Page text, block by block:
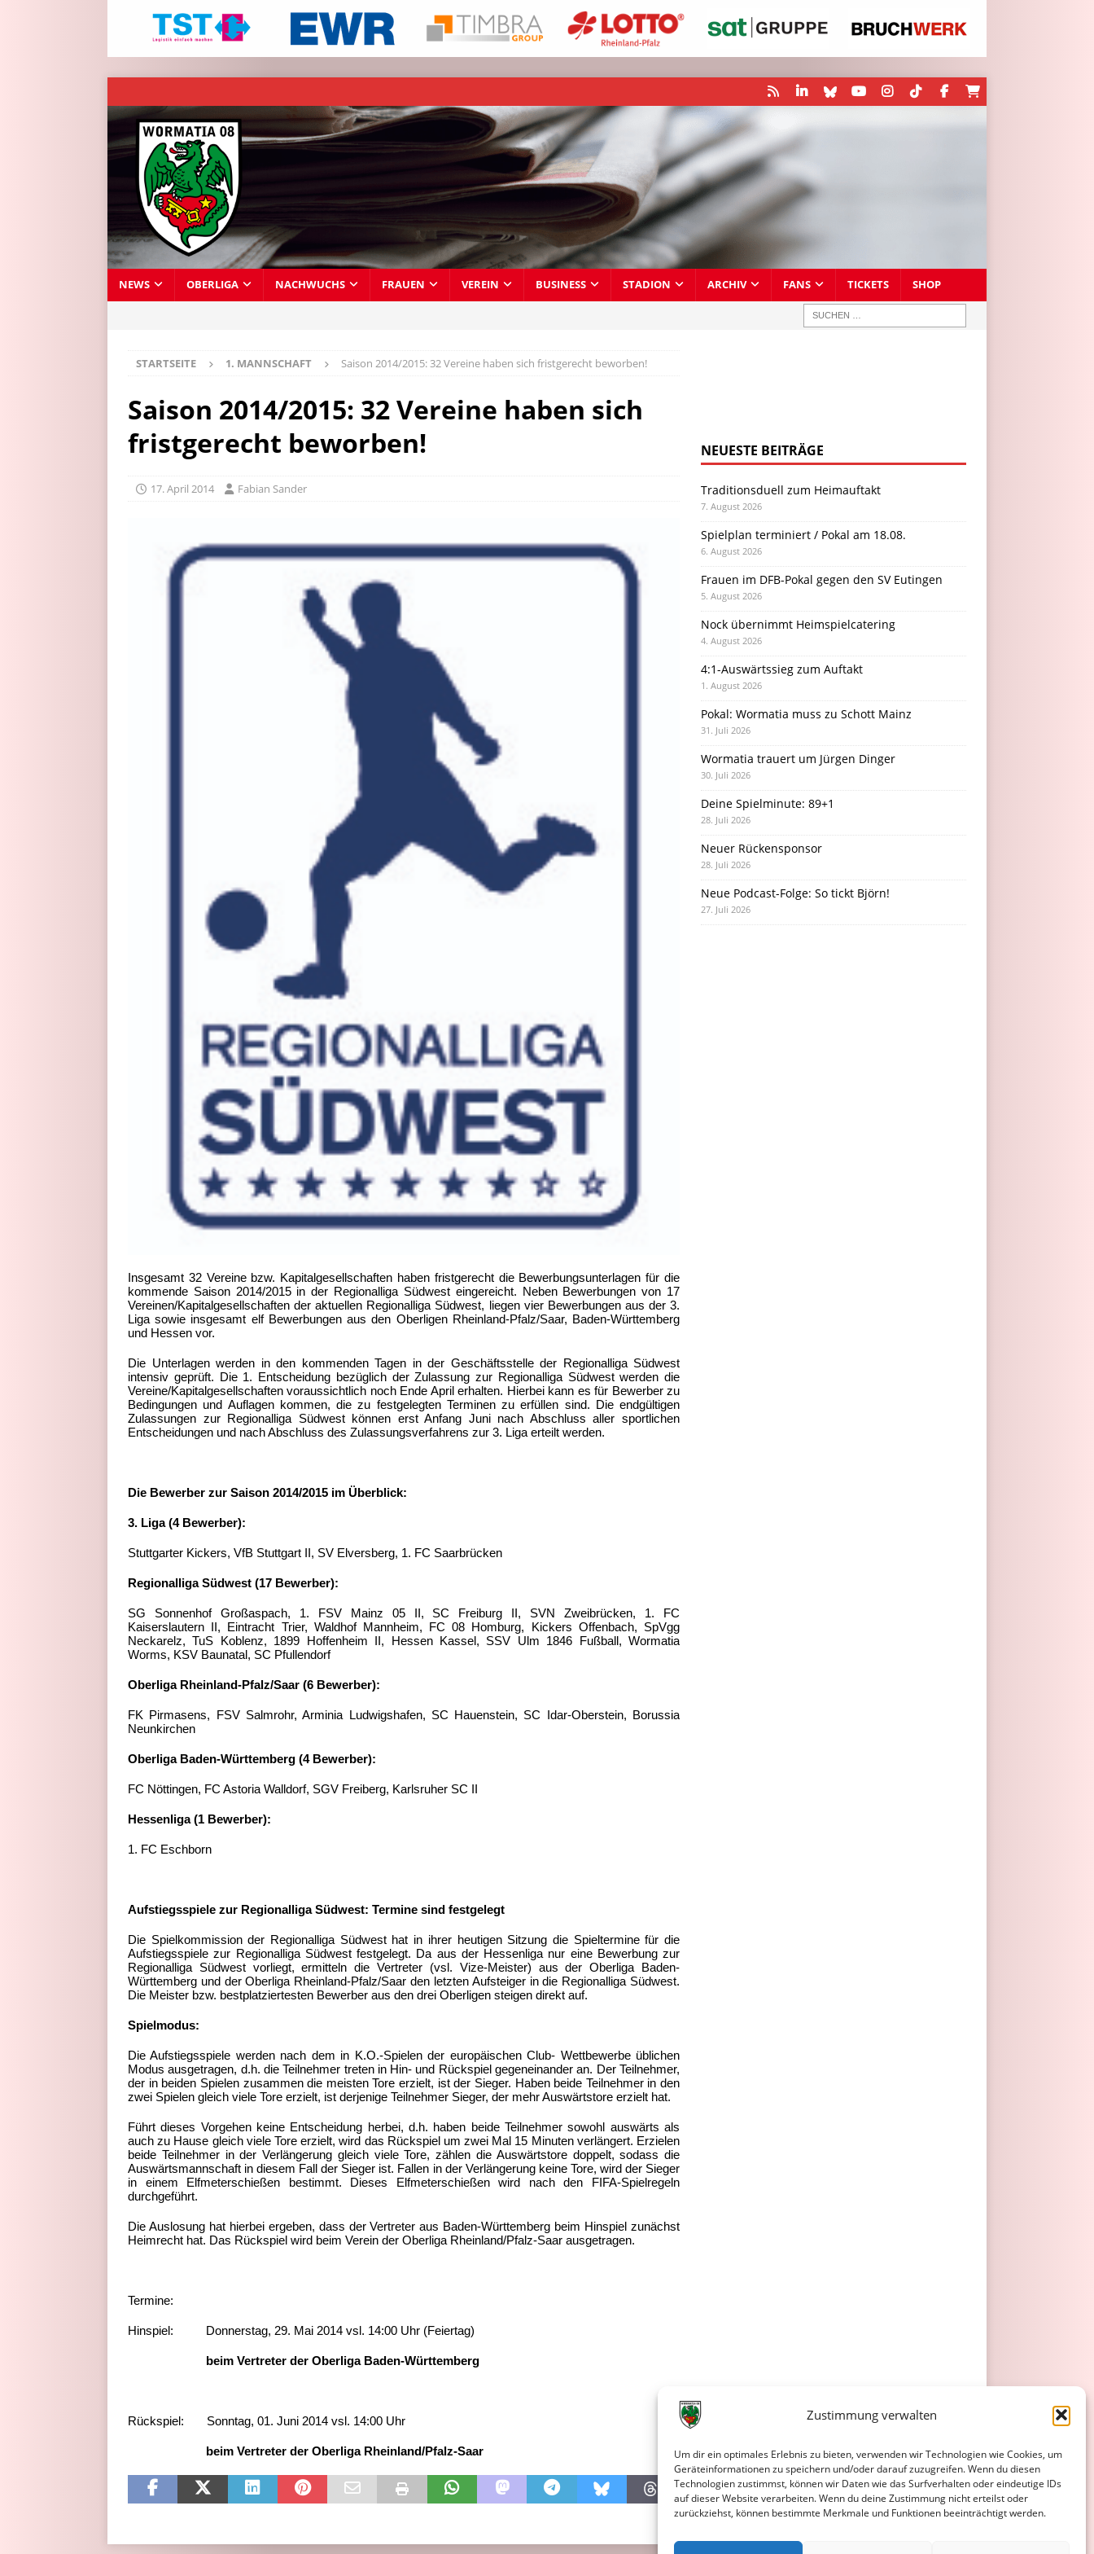
Zustimmung verwalten
Um dir ein optimales Erlebnis zu bieten, verwenden wir Technologien wie Cookies, um
Geräteinformationen zu speichern und/oder darauf zuzugreifen. Wenn du diesen
Technologien zustimmst, können wir Daten wie das Surfverhalten oder eindeutige IDs
auf dieser Website verarbeiten. Wenn du deine Zustimmung nicht erteilst oder
zurückziehst, können bestimmte Merkmale und Funktionen beeinträchtigt werden.
NEWS OBERLIGA NACHWUCHS FRAUEN VEREIN BUSINESS STADION ARCHIV FANS TICKETS SHOP
STARTSEITE 1. MANNSCHAFT Saison 2014/2015: 32 Vereine haben sich fristgerecht beworben!
Saison 2014/2015: 32 Vereine haben sich
fristgerecht beworben!
17. April 2014 Fabian Sander
Insgesamt 32 Vereine bzw. Kapitalgesellschaften haben fristgerecht die Bewerbungsunterlagen für die
kommende Saison 2014/2015 in der Regionalliga Südwest eingereicht. Neben Bewerbungen von 17
Vereinen/Kapitalgesellschaften der aktuellen Regionalliga Südwest, liegen vier Bewerbungen aus der 3.
Liga sowie insgesamt elf Bewerbungen aus den Oberligen Rheinland-Pfalz/Saar, Baden-Württemberg
und Hessen vor.
Die Unterlagen werden in den kommenden Tagen in der Geschäftsstelle der Regionalliga Südwest
intensiv geprüft. Die 1. Entscheidung bezüglich der Zulassung zur Regionalliga Südwest werden die
Vereine/Kapitalgesellschaften voraussichtlich noch Ende April erhalten. Hierbei kann es für Bewerber zu
Bedingungen und Auflagen kommen, die zu festgelegten Terminen zu erfüllen sind. Die endgültigen
Zulassungen zur Regionalliga Südwest können erst Anfang Juni nach Abschluss aller sportlichen
Entscheidungen und nach Abschluss des Zulassungsverfahrens zur 3. Liga erteilt werden.
Die Bewerber zur Saison 2014/2015 im Überblick:
3. Liga (4 Bewerber):
Stuttgarter Kickers, VfB Stuttgart II, SV Elversberg, 1. FC Saarbrücken
Regionalliga Südwest (17 Bewerber):
SG Sonnenhof Großaspach, 1. FSV Mainz 05 II, SC Freiburg II, SVN Zweibrücken, 1. FC
Kaiserslautern II, Eintracht Trier, Waldhof Mannheim, FC 08 Homburg, Kickers Offenbach, SpVgg
Neckarelz, TuS Koblenz, 1899 Hoffenheim II, Hessen Kassel, SSV Ulm 1846 Fußball, Wormatia
Worms, KSV Baunatal, SC Pfullendorf
Oberliga Rheinland-Pfalz/Saar (6 Bewerber):
FK Pirmasens, FSV Salmrohr, Arminia Ludwigshafen, SC Hauenstein, SC Idar-Oberstein, Borussia
Neunkirchen
Oberliga Baden-Württemberg (4 Bewerber):
FC Nöttingen, FC Astoria Walldorf, SGV Freiberg, Karlsruher SC II
Hessenliga (1 Bewerber):
1. FC Eschborn
Aufstiegsspiele zur Regionalliga Südwest: Termine sind festgelegt
Die Spielkommission der Regionalliga Südwest hat in ihrer heutigen Sitzung die Spieltermine für die
Aufstiegsspiele zur Regionalliga Südwest festgelegt. Da aus der Hessenliga nur eine Bewerbung zur
Regionalliga Südwest vorliegt, ermitteln die Vertreter (vsl. Vize-Meister) aus der Oberliga Baden-
Württemberg und der Oberliga Rheinland-Pfalz/Saar den letzten Aufsteiger in die Regionalliga Südwest.
Die Meister bzw. bestplatziertesten Bewerber aus den drei Oberligen steigen direkt auf.
Spielmodus:
Die Aufstiegsspiele werden nach dem in K.O.-Spielen der europäischen Club- Wettbewerbe üblichen
Modus ausgetragen, d.h. die Teilnehmer treten in Hin- und Rückspiel gegeneinander an. Der Teilnehmer,
der in beiden Spielen zusammen die meisten Tore erzielt, ist der Sieger. Haben beide Teilnehmer in den
zwei Spielen gleich viele Tore erzielt, ist derjenige Teilnehmer Sieger, der mehr Auswärtstore erzielt hat.
Führt dieses Vorgehen keine Entscheidung herbei, d.h. haben beide Teilnehmer sowohl auswärts als
auch zu Hause gleich viele Tore erzielt, wird das Rückspiel um zwei Mal 15 Minuten verlängert. Erzielen
beide Teilnehmer in der Verlängerung gleich viele Tore, zählen die Auswärtstore doppelt, sodass die
Auswärtsmannschaft in diesem Fall der Sieger ist. Fallen in der Verlängerung keine Tore, wird der Sieger
in einem Elfmeterschießen bestimmt. Dieses Elfmeterschießen wird nach den FIFA-Spielregeln
durchgeführt.
Die Auslosung hat hierbei ergeben, dass der Vertreter aus Baden-Württemberg beim Hinspiel zunächst
Heimrecht hat. Das Rückspiel wird beim Verein der Oberliga Rheinland/Pfalz-Saar ausgetragen.
Termine:
Hinspiel: Donnerstag, 29. Mai 2014 vsl. 14:00 Uhr (Feiertag)
beim Vertreter der Oberliga Baden-Württemberg
Rückspiel: Sonntag, 01. Juni 2014 vsl. 14:00 Uhr
beim Vertreter der Oberliga Rheinland/Pfalz-Saar
NEUESTE BEITRÄGE
Traditionsduell zum Heimauftakt
7. August 2026
Spielplan terminiert / Pokal am 18.08.
6. August 2026
Frauen im DFB-Pokal gegen den SV Eutingen
5. August 2026
Nock übernimmt Heimspielcatering
4. August 2026
4:1-Auswärtssieg zum Auftakt
1. August 2026
Pokal: Wormatia muss zu Schott Mainz
31. Juli 2026
Wormatia trauert um Jürgen Dinger
30. Juli 2026
Deine Spielminute: 89+1
28. Juli 2026
Neuer Rückensponsor
28. Juli 2026
Neue Podcast-Folge: So tickt Björn!
27. Juli 2026